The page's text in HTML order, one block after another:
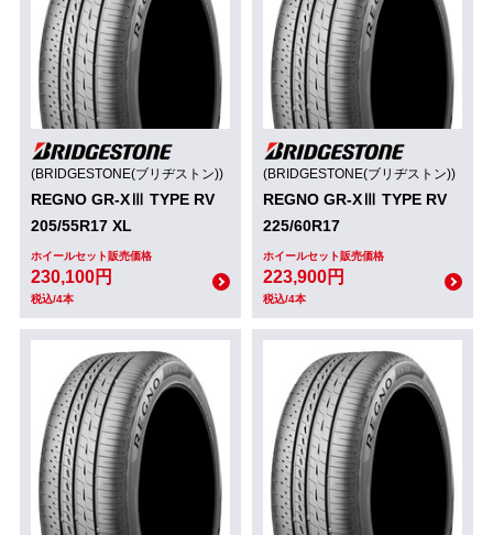
(BRIDGESTONE(ブリヂストン))
REGNO GR-XⅢ TYPE RV
205/55R17 XL
ホイールセット販売価格
230,100円
税込/4本
(BRIDGESTONE(ブリヂストン))
REGNO GR-XⅢ TYPE RV
225/60R17
ホイールセット販売価格
223,900円
税込/4本